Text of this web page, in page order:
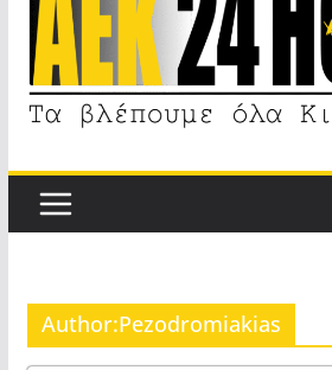
Φιλαδέλφεια
Είναι τρελοί αυτοί οι
ΝΑΟ για την ΑΕΚΑΡΑ
Στη μνήμη του Μιχάλη της
Author:Pezodromiakias